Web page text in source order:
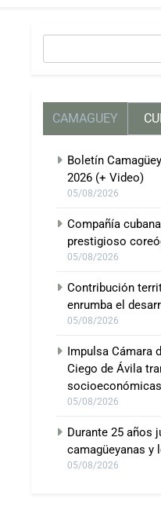
CAMAGUEY
Boletín
2026 (+ Video)
05/08/2026
Compañía
prestigioso
05/08/2026
Contribución
enrumba el
05/08/2026
Impulsa Cámara
Ciego de Ávila
05/08/2026
Durante 25 años
camagüeyanas y
05/08/2026